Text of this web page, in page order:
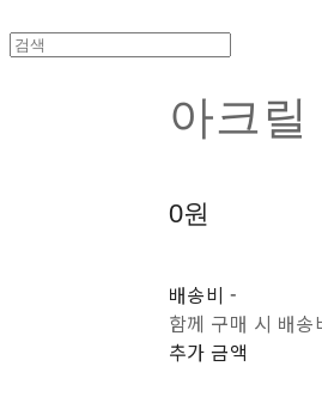
아크릴
0원
배송비 -
함께 구매 시 배송
추가 금액